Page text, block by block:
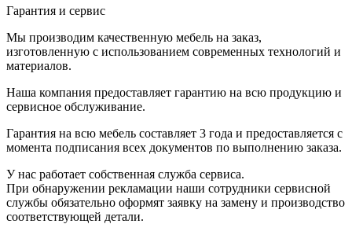
Гарантия и сервис
Мы производим качественную мебель на заказ,
изготовленную с использованием современных технологий и
материалов.
Наша компания предоставляет гарантию на всю продукцию и
сервисное обслуживание.
Гарантия на всю мебель составляет 3 года и предоставляется с
момента подписания всех документов по выполнению заказа.
У нас работает собственная служба сервиса.
При обнаружении рекламации наши сотрудники сервисной
службы обязательно оформят заявку на замену и производство
соответствующей детали.